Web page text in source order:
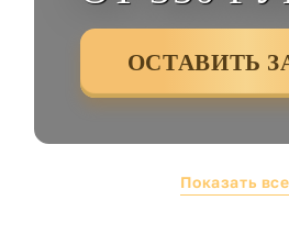
ОСТАВИТЬ
Показать все